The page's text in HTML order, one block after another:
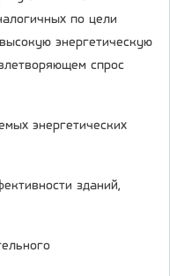
по цели
энергетическую
спрос
энергетических
зданий,